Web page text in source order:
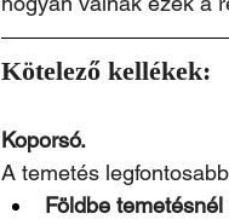
Kötelező kellékek:
Koporsó.
A temetés
Földbe temetésnél